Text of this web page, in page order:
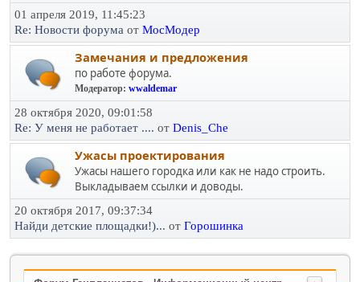
01 апреля 2019, 11:45:23
Re: Новости форума от МосМодер
Замечания и предложения
по работе форума.
Модератор: wwaldemar
28 октября 2020, 09:01:58
Re: У меня не работает .... от Denis_Che
Ужасы проектирования
Ужасы нашего городка или как не надо строить.
Выкладываем ссылки и доводы.
20 октября 2017, 09:37:34
Найди детские площадки!)... от Горошинка